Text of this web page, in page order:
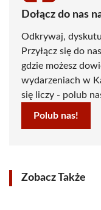
Dołącz do nas
Odkrywaj,
Przyłącz się do
gdzie możesz
wydarzeniach w
się liczy - polub
Polub nas!
Zobacz Także